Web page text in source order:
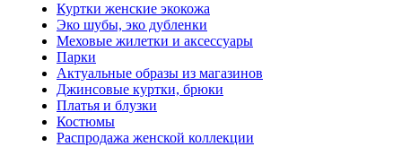
Куртки женские экокожа
Эко шубы, эко дубленки
Меховые жилетки и аксессуары
Парки
Актуальные образы из магазинов
Джинсовые куртки, брюки
Платья и блузки
Костюмы
Распродажа женской коллекции